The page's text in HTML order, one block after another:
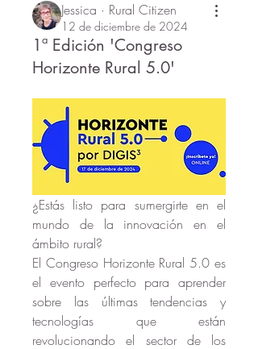
Jessica · Rural Citizen
12 de diciembre de 2024
1ª Edición 'Congreso
Horizonte Rural 5.0'
¿Estás listo para sumergirte en el
mundo de la innovación en el
ámbito rural?
El Congreso Horizonte Rural 5.0 es
el evento perfecto para aprender
sobre las últimas tendencias y
tecnologías que están
revolucionando el sector de los